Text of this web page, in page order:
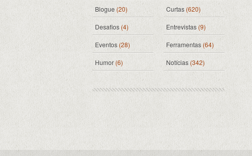
Blogue (20) Curtas (620)
Desafios(4) Entrevistas(9)
Eventos (28) Ferramentas (64)
Humor (6) Notícias(342)